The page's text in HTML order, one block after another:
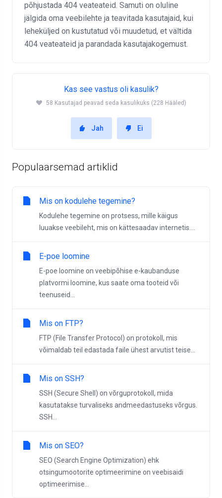
põhjustada 404 veateateid. Samuti on oluline
jälgida oma veebilehte ja teavitada kasutajaid, kui
leheküljed on kustutatud või muudetud, et vältida
404 veateateid ja parandada kasutajakogemust.
Kas see vastus oli kasulik?
58 Kasutajad peavad seda kasulikuks (228 Hääled)
Jah Ei
Populaarsemad artiklid
Mis on kodulehe tegemine?
Kodulehe tegemine on protsess, mille käigus
luuakse veebileht, mis on kättesaadav internetis....
E-poe loomine
E-poe loomine on veebipõhise e-kaubanduse
platvormi loomine, kus saate oma tooteid või
teenuseid...
Mis on FTP?
FTP (File Transfer Protocol) on protokoll, mis
võimaldab teil edastada faile ühest arvutist teise...
Mis on SSH?
SSH (Secure Shell) on võrguprotokoll, mida
kasutatakse turvaliseks andmeedastuseks võrgus.
SSH...
Mis on SEO?
SEO (Search Engine Optimization) ehk
otsingumootorite optimeerimine on veebisaidi
optimeerimise...